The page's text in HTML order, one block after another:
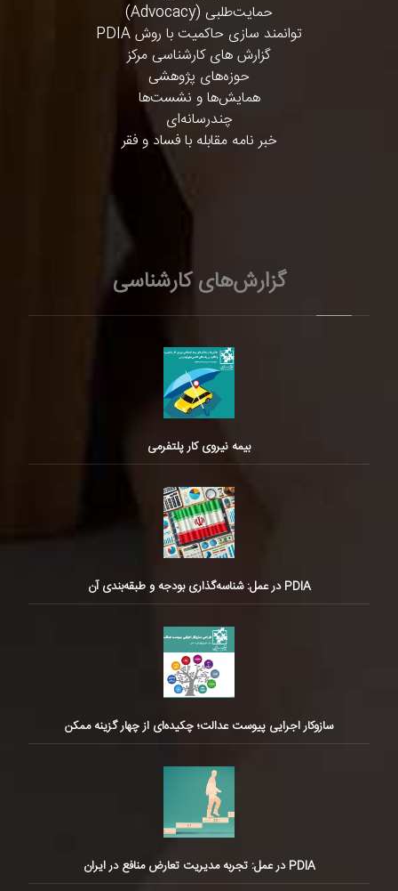
حمایت‌طلبی (Advocacy)
توانمند سازی حاکمیت با روش PDIA
گزارش های کارشناسی مرکز
حوزه‌های پژوهشی
همایش‌ها و نشست‌ها
چندرسانه‌ای
خبر نامه مقابله با فساد و فقر
گزارش‌های کارشناسی
بیمه نیروی کار پلتفرمی
PDIA در عمل: شناسه‌گذاری بودجه و طبقه‌بندی آن
سازوکار اجرایی پیوست عدالت؛ چکیده‌ای از چهار گزینه ممکن
PDIA در عمل: تجربه مدیریت تعارض منافع در ایران